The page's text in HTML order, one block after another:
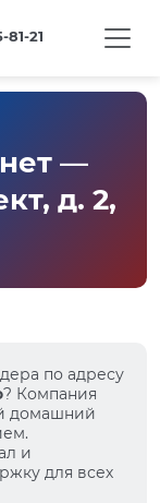
81-21
—
д. 2,
по адресу
? Компания
домашний
и
для всех